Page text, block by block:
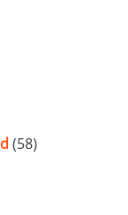
(58)